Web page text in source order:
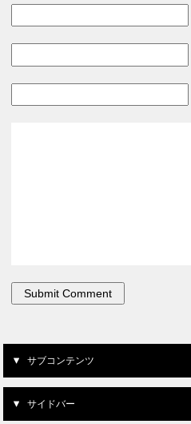
サブコンテンツ
サイドバー